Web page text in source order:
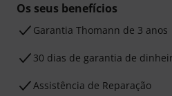
Os seus benefícios
Garantia Thomann de 3 anos
30 dias de garantia de
Assistência de Reparação